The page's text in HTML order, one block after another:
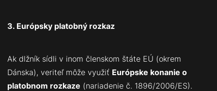
3. Európsky platobný rozkaz
Ak dlžník sídli v inom členskom štáte EÚ (okrem
Dánska), veriteľ môže využiť Európske konanie o
platobnom rozkaze (nariadenie č. 1896/2006/ES).